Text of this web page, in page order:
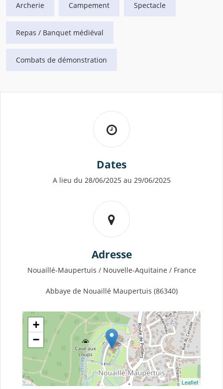
Archerie Campement Spectacle
Repas / Banquet médiéval
Combats de démonstration
Dates
A lieu du 28/06/2025 au 29/06/2025
Adresse
Nouaillé-Maupertuis / Nouvelle-Aquitaine / France
Abbaye de Nouaillé Maupertuis (86340)
+
−
Leaflet